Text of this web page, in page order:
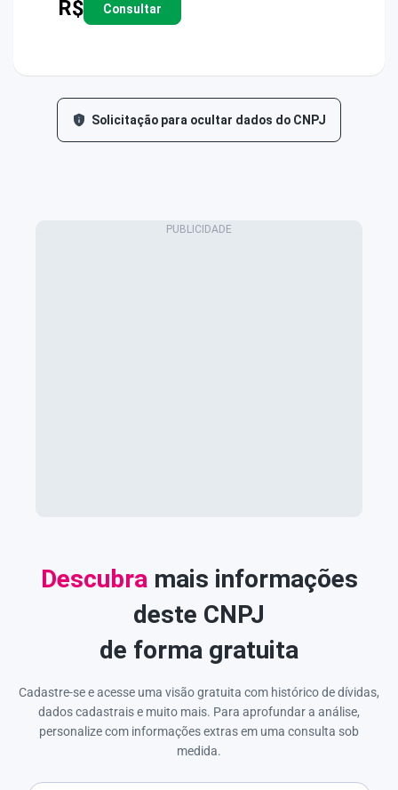
R$ Consultar
Solicitação para ocultar dados do CNPJ
Descubra mais informações
deste CNPJ
de forma gratuita
Cadastre-se e acesse uma visão gratuita com histórico de dívidas,
dados cadastrais e muito mais. Para aprofundar a análise,
personalize com informações extras em uma consulta sob
medida.